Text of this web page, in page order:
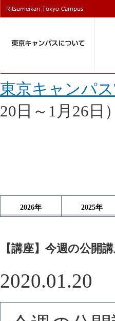
東京キャンパス
20日～1月26日）
2026年 2025年
【講座】今週の公開
2020.01.20